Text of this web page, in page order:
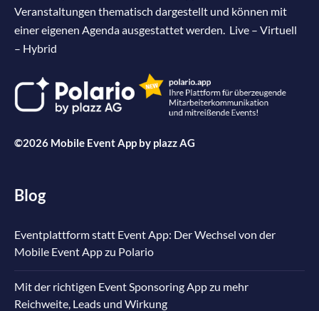
Veranstaltungen thematisch dargestellt und können mit
einer eigenen Agenda ausgestattet werden. Live – Virtuell
– Hybrid
©2026 Mobile Event App by plazz AG
Blog
Eventplattform statt Event App: Der Wechsel von der
Mobile Event App zu Polario
Mit der richtigen Event Sponsoring App zu mehr
Reichweite, Leads und Wirkung